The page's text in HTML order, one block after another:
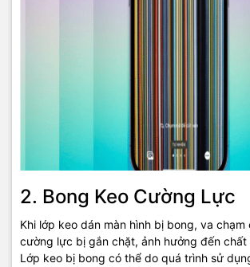
2. Bong Keo Cường Lực
Khi lớp keo dán màn hình bị bong, va chạm
cường lực bị gắn chặt, ảnh hưởng đến chất
Lớp keo bị bong có thể do quá trình sử